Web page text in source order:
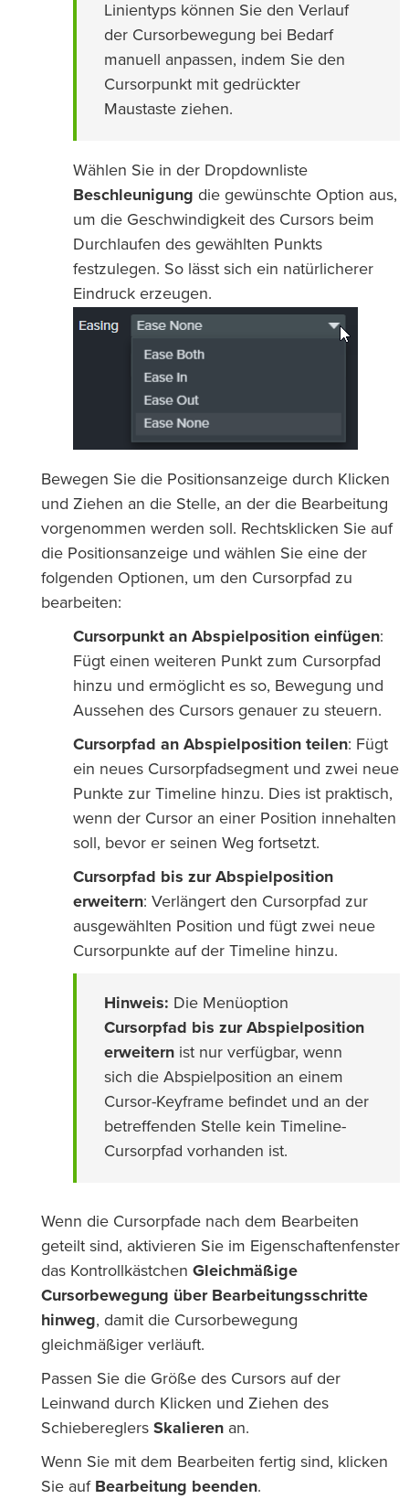
Linientyps können Sie den Verlauf
der Cursorbewegung bei Bedarf
manuell anpassen, indem Sie den
Cursorpunkt mit gedrückter
Maustaste ziehen.
Wählen Sie in der Dropdownliste
Beschleunigung die gewünschte Option aus,
um die Geschwindigkeit des Cursors beim
Durchlaufen des gewählten Punkts
festzulegen. So lässt sich ein natürlicherer
Eindruck erzeugen.
Bewegen Sie die Positionsanzeige durch Klicken
und Ziehen an die Stelle, an der die Bearbeitung
vorgenommen werden soll. Rechtsklicken Sie auf
die Positionsanzeige und wählen Sie eine der
folgenden Optionen, um den Cursorpfad zu
bearbeiten:
Cursorpunkt an Abspielposition einfügen:
Fügt einen weiteren Punkt zum Cursorpfad
hinzu und ermöglicht es so, Bewegung und
Aussehen des Cursors genauer zu steuern.
Cursorpfad an Abspielposition teilen: Fügt
ein neues Cursorpfadsegment und zwei neue
Punkte zur Timeline hinzu. Dies ist praktisch,
wenn der Cursor an einer Position innehalten
soll, bevor er seinen Weg fortsetzt.
Cursorpfad bis zur Abspielposition
erweitern: Verlängert den Cursorpfad zur
ausgewählten Position und fügt zwei neue
Cursorpunkte auf der Timeline hinzu.
Hinweis: Die Menüoption
Cursorpfad bis zur Abspielposition
erweitern ist nur verfügbar, wenn
sich die Abspielposition an einem
Cursor-Keyframe befindet und an der
betreffenden Stelle kein Timeline-
Cursorpfad vorhanden ist.
Wenn die Cursorpfade nach dem Bearbeiten
geteilt sind, aktivieren Sie im Eigenschaftenfenster
das Kontrollkästchen Gleichmäßige
Cursorbewegung über Bearbeitungsschritte
hinweg, damit die Cursorbewegung
gleichmäßiger verläuft.
Passen Sie die Größe des Cursors auf der
Leinwand durch Klicken und Ziehen des
Schiebereglers Skalieren an.
Wenn Sie mit dem Bearbeiten fertig sind, klicken
Sie auf Bearbeitung beenden.